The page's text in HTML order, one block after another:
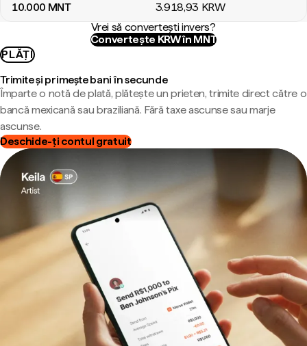
10.000 MNT 3.918,93 KRW
Vrei să convertești invers?
Convertește KRW în MNT
PLĂȚI
Trimite și primește bani în secunde
Împarte o notă de plată, plătește un prieten, trimite direct către o
bancă mexicană sau braziliană. Fără taxe ascunse sau marje
ascunse.
Deschide-ți contul gratuit